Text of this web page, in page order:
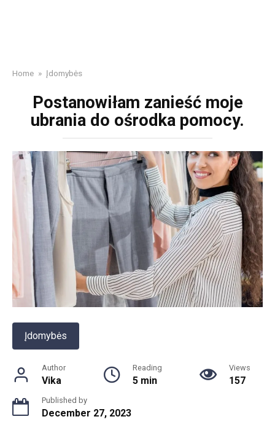
Home » Įdomybės
Postanowiłam zanieść moje
ubrania do ośrodka pomocy.
Įdomybės
Author
Vika
Reading
5 min
Views
157
Published by
December 27, 2023